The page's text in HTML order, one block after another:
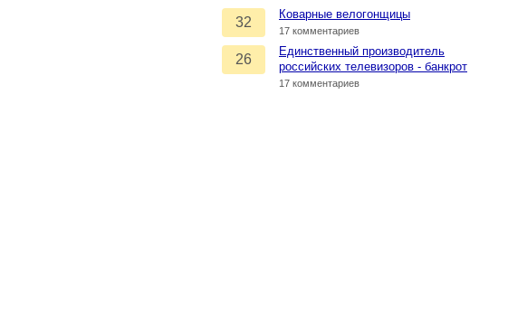
32
Коварные велогонщицы
17 комментариев
26
Единственный производитель
российских телевизоров - банкрот
17 комментариев